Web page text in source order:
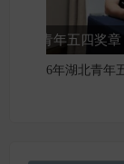
青年
【2026年